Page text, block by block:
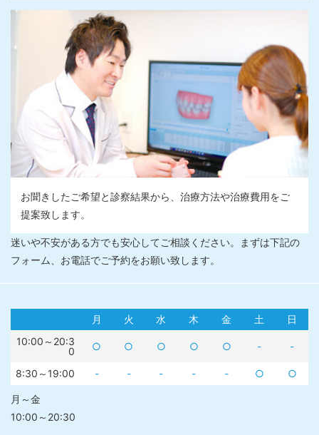
お聞きしたご希望と診察結果から、治療方法や治療費用をご
提案致します。
迷いや不安がある方でも安心してご相談ください。まずは下記の
フォーム、お電話でご予約をお願い致します。
月 火 水 木 金 土
日
10:00～20:3
0
○ ○ ○ ○ ○ - -
8:30～19:00 - - - - - ○ ○
月～金
10:00～20:30